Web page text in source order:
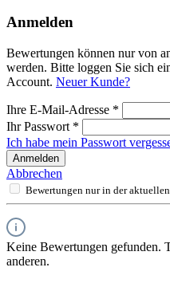
Anmelden
Bewertungen können nur von
werden. Bitte loggen Sie sich
Account. Neuer Kunde?
Ihre E-Mail-Adresse *
Ihr Passwort *
Ich habe mein Passwort
Anmelden
Abbrechen
Bewertungen nur in der
Keine Bewertungen gefunden.
anderen.